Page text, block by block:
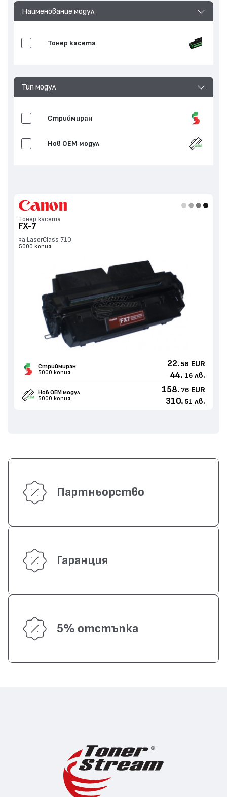
Наименование модул
Тонер касета
Тип модул
Стриймиран
Нов ОЕМ модул
Тонер касета
FX-7
за LaserClass 710
5000 копия
Стриймиран
5000 копия
22. 58 EUR
44. 16 лв.
Нов ОЕМ модул
5000 копия
158. 76 EUR
310. 51 лв.
Партньорство
Гаранция
5% отстъпка